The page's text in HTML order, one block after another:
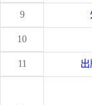
9
10
11